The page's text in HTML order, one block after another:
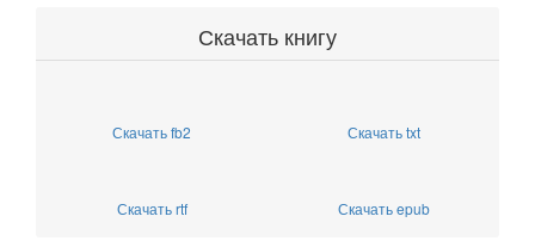
Скачать книгу
Скачать fb2 Скачать txt
Скачать rtf Скачать epub